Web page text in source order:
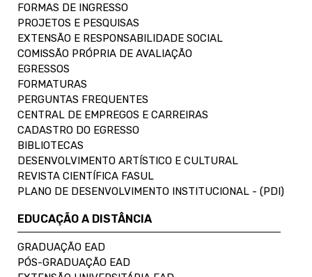
FORMAS DE INGRESSO
PROJETOS E PESQUISAS
EXTENSÃO E RESPONSABILIDADE SOCIAL
COMISSÃO PRÓPRIA DE AVALIAÇÃO
EGRESSOS
FORMATURAS
PERGUNTAS FREQUENTES
CENTRAL DE EMPREGOS E CARREIRAS
CADASTRO DO EGRESSO
BIBLIOTECAS
DESENVOLVIMENTO ARTÍSTICO E CULTURAL
REVISTA CIENTÍFICA FASUL
PLANO DE DESENVOLVIMENTO INSTITUCIONAL - (PDI)
EDUCAÇÃO A DISTÂNCIA
GRADUAÇÃO EAD
PÓS-GRADUAÇÃO EAD